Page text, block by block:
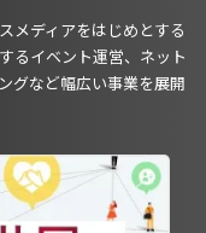
メディアをはじめとする
るイベント運営、ネット
グなど幅広い事業を展開